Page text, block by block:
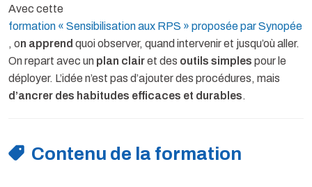
Avec cette
formation « Sensibilisation aux RPS » proposée par Synopée
, on apprend quoi observer, quand intervenir et jusqu’où aller.
On repart avec un plan clairet des outils simples pour le
déployer. L’idée n’est pas d’ajouter des procédures, mais
d’ancrer des habitudes efficaces et durables.
Contenu de la formation